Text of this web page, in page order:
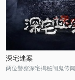
深宅迷案
两位警察深宅揭秘闹鬼传闻